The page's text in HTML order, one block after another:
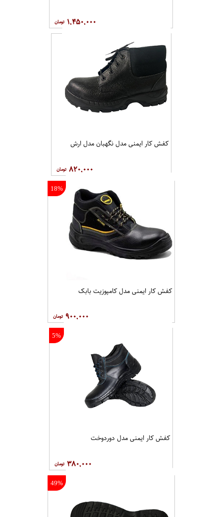
۱,۴۵۰,۰۰۰
کفش کار ايمنی مدل نگهبان مدل ارش
۸۲۰,۰۰۰
18%
کفش کار ايمنی مدل کامپوزيت بابک
۹۰۰,۰۰۰
5%
کفش کار ایمنی مدل دوردوخت
۳۸۰,۰۰۰
49%